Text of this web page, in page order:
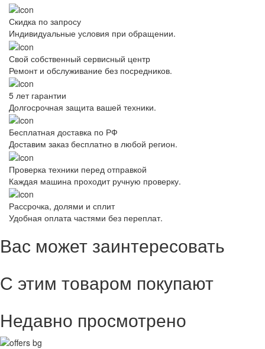
Скидка по запросу
Индивидуальные условия при обращении.
Свой собственный сервисный центр
Ремонт и обслуживание без посредников.
5 лет гарантии
Долгосрочная защита вашей техники.
Бесплатная доставка по РФ
Доставим заказ бесплатно в любой регион.
Проверка техники перед отправкой
Каждая машина проходит ручную проверку.
Рассрочка, долями и сплит
Удобная оплата частями без переплат.
Вас может заинтересовать
С этим товаром покупают
Недавно просмотрено